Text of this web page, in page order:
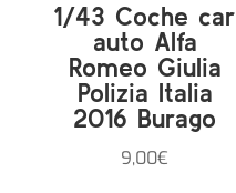
1/43 Coche car
auto Alfa
Romeo Giulia
Polizia Italia
2016 Burago
9,00€